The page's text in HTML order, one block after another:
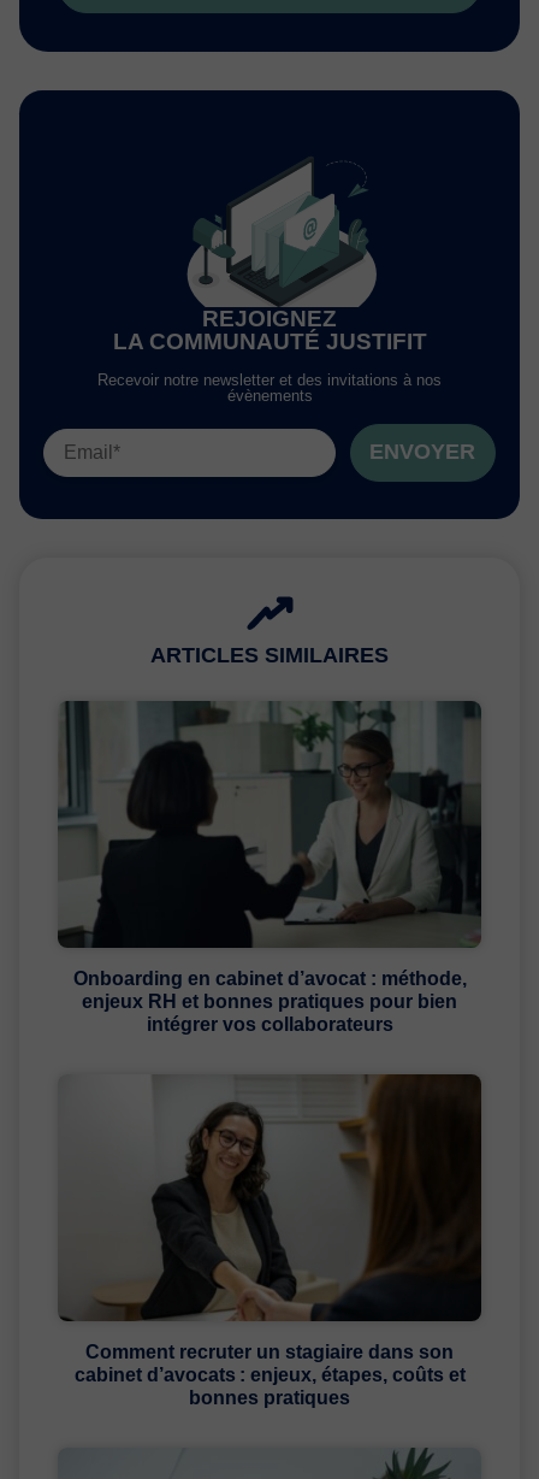
REJOIGNEZ
LA COMMUNAUTÉ JUSTIFIT
Recevoir notre newsletter et des invitations à nos
évènements
ENVOYER
ARTICLES SIMILAIRES
Onboarding en cabinet d’avocat : méthode,
enjeux RH et bonnes pratiques pour bien
intégrer vos collaborateurs
Comment recruter un stagiaire dans son
cabinet d’avocats : enjeux, étapes, coûts et
bonnes pratiques